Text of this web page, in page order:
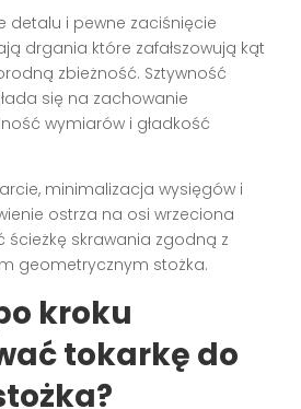
detalu i pewne zaciśnięcie
drgania które zafałszowują kąt
zbieżność. Sztywność
się na zachowanie
wymiarów i gładkość
minimalizacja wysięgów i
ostrza na osi wrzeciona
skrawania zgodną z
geometrycznym stożka.
kroku
tokarkę do